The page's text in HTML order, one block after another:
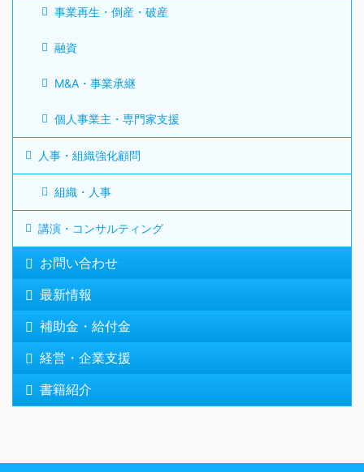
事業再生・倒産・破産
融資
M&A・事業承継
個人事業主・専門家支援
人事・組織強化顧問
組織・人事
講演・コンサルティング
お問い合わせ
最新情報
補助金・給付金
経営・企業支援
書籍紹介